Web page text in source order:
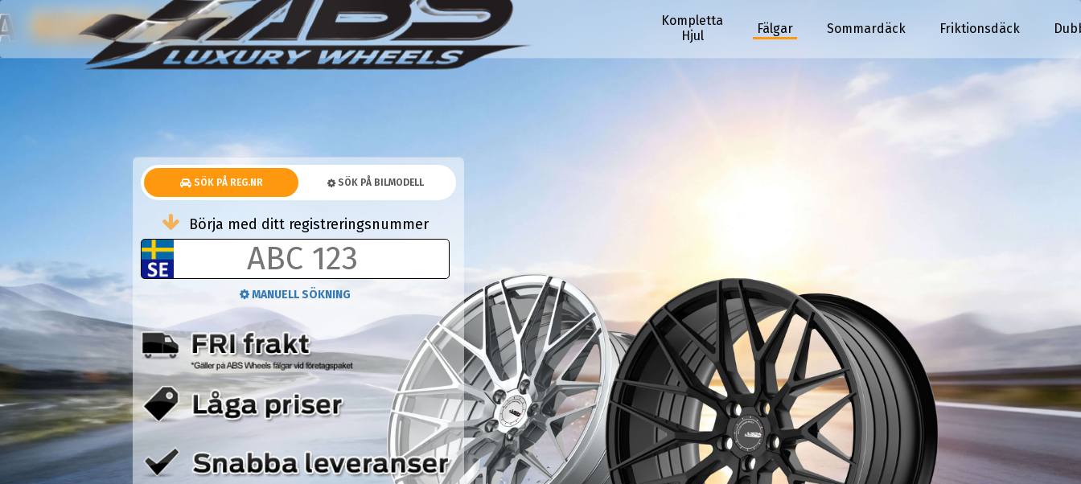
Kompletta
Hjul
Fälgar Sommardäck Friktionsdäck
KOMPLETTA HJUL
SÖK PÅ REG.NR SÖK PÅ BILMODELL
Börja med ditt registreringsnummer
MANUELL SÖKNING